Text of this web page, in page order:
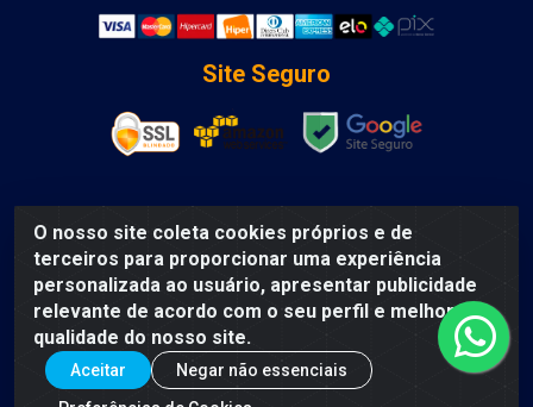
O nosso site coleta cookies próprios e de
terceiros para proporcionar uma experiência
personalizada ao usuário, apresentar publicidade
relevante de acordo com o seu perfil e melhorar a
qualidade do nosso site.
Aceitar
Negar não essenciais
Site Seguro
DCA DISTRIBUIDORA DE COSMETICOS LTDA - AV
DEPUTADO LUIS EDUARDO MAGALHAES, Humildes,
Feira de Santana/BA - CEP 44135-000 - CNPJ:
31.912.909/0001-40